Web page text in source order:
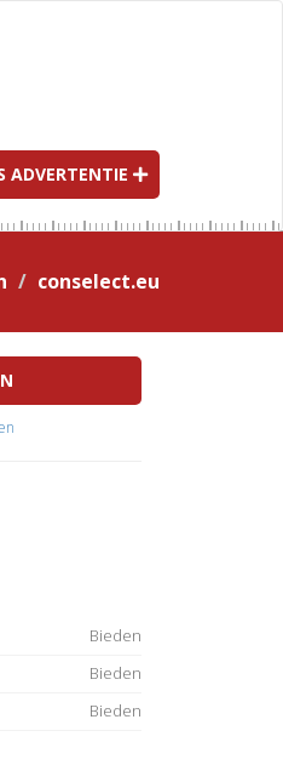
ADVERTENTIE
conselect.eu
Bieden
Bieden
Bieden